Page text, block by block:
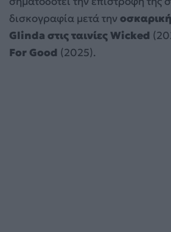
δισκογραφία μετά την
Glinda στις ταινίες Wicked
For Good (2025).